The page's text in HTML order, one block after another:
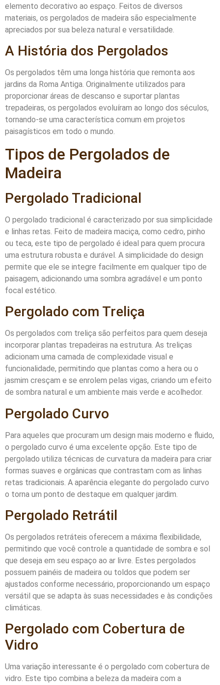
elemento decorativo ao espaço. Feitos de diversos
materiais, os pergolados de madeira são especialmente
apreciados por sua beleza natural e versatilidade.
A História dos Pergolados
Os pergolados têm uma longa história que remonta aos
jardins da Roma Antiga. Originalmente utilizados para
proporcionar áreas de descanso e suportar plantas
trepadeiras, os pergolados evoluíram ao longo dos séculos,
tornando-se uma característica comum em projetos
paisagísticos em todo o mundo.
Tipos de Pergolados de
Madeira
Pergolado Tradicional
O pergolado tradicional é caracterizado por sua simplicidade
e linhas retas. Feito de madeira maciça, como cedro, pinho
ou teca, este tipo de pergolado é ideal para quem procura
uma estrutura robusta e durável. A simplicidade do design
permite que ele se integre facilmente em qualquer tipo de
paisagem, adicionando uma sombra agradável e um ponto
focal estético.
Pergolado com Treliça
Os pergolados com treliça são perfeitos para quem deseja
incorporar plantas trepadeiras na estrutura. As treliças
adicionam uma camada de complexidade visual e
funcionalidade, permitindo que plantas como a hera ou o
jasmim cresçam e se enrolem pelas vigas, criando um efeito
de sombra natural e um ambiente mais verde e acolhedor.
Pergolado Curvo
Para aqueles que procuram um design mais moderno e fluido,
o pergolado curvo é uma excelente opção. Este tipo de
pergolado utiliza técnicas de curvatura da madeira para criar
formas suaves e orgânicas que contrastam com as linhas
retas tradicionais. A aparência elegante do pergolado curvo
o torna um ponto de destaque em qualquer jardim.
Pergolado Retrátil
Os pergolados retráteis oferecem a máxima flexibilidade,
permitindo que você controle a quantidade de sombra e sol
que deseja em seu espaço ao ar livre. Estes pergolados
possuem painéis de madeira ou toldos que podem ser
ajustados conforme necessário, proporcionando um espaço
versátil que se adapta às suas necessidades e às condições
climáticas.
Pergolado com Cobertura de
Vidro
Uma variação interessante é o pergolado com cobertura de
vidro. Este tipo combina a beleza da madeira com a